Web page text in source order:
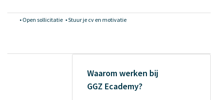
• Open sollicitatie •Stuur je cv en motivatie
Waarom werken bij
GGZ Ecademy?